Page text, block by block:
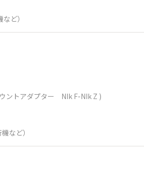
ど）
ントアダプター NIk F-NIk Z )​
など）